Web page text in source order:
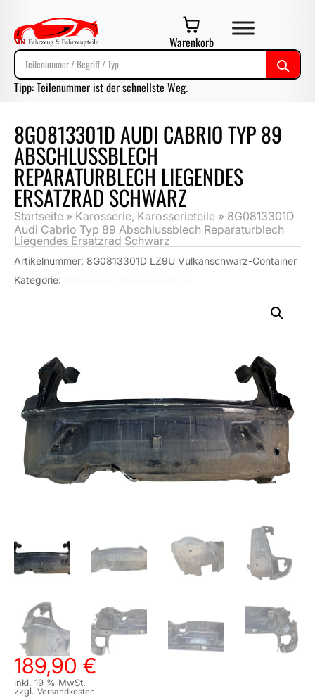
Warenkorb
Tipp: Teilenummer ist der schnellste Weg.
8G0813301D AUDI CABRIO TYP 89
ABSCHLUSSBLECH
REPARATURBLECH LIEGENDES
ERSATZRAD SCHWARZ
Startseite » Karosserie, Karosserieteile » 8G0813301D
Audi Cabrio Typ 89 Abschlussblech Reparaturblech
Liegendes Ersatzrad Schwarz
Artikelnummer: 8G0813301D LZ9U Vulkanschwarz-Container
Kategorie:
189,90 €
inkl. 19 % MwSt.
zzgl. Versandkosten